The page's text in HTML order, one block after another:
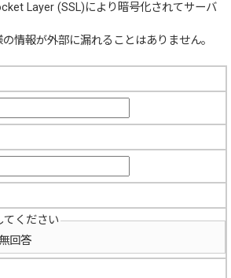
Layer (SSL)により暗号化されてサーバ
情報が外部に漏れることはありません。
てください
無回答